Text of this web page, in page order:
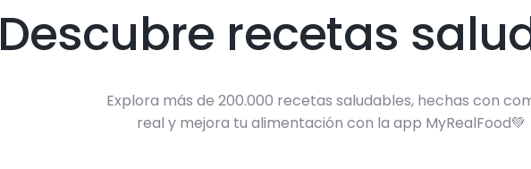
Descubre recetas
Explora más de 200.000 recetas saludables, hechas con
real y mejora tu alimentación con la app MyRealFood💚